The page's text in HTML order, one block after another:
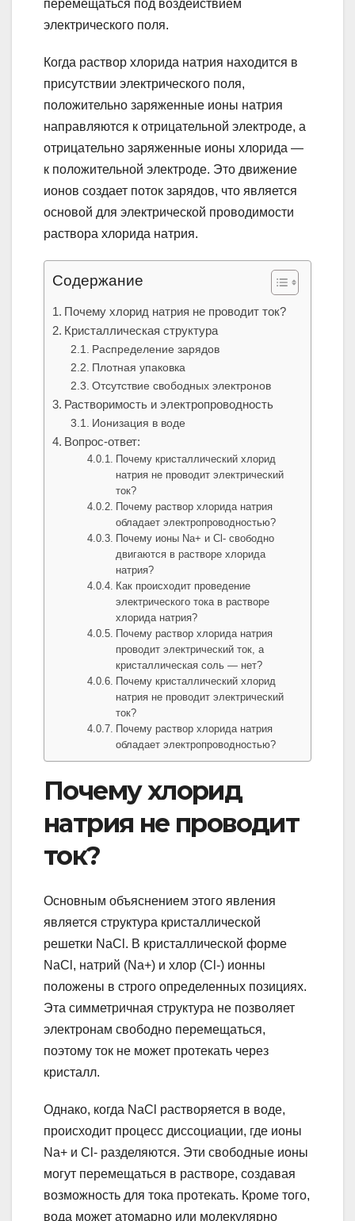
перемещаться под воздействием
электрического поля.
Когда раствор хлорида натрия находится в
присутствии электрического поля,
положительно заряженные ионы натрия
направляются к отрицательной электроде, а
отрицательно заряженные ионы хлорида —
к положительной электроде. Это движение
ионов создает поток зарядов, что является
основой для электрической проводимости
раствора хлорида натрия.
Содержание
Почему хлорид натрия не проводит ток?
Кристаллическая структура
Распределение зарядов
Плотная упаковка
Отсутствие свободных электронов
Растворимость и электропроводность
Ионизация в воде
Вопрос-ответ:
Почему кристаллический хлорид
натрия не проводит электрический
ток?
Почему раствор хлорида натрия
обладает электропроводностью?
Почему ионы Na+ и Cl- свободно
двигаются в растворе хлорида
натрия?
Как происходит проведение
электрического тока в растворе
хлорида натрия?
Почему раствор хлорида натрия
проводит электрический ток, а
кристаллическая соль — нет?
Почему кристаллический хлорид
натрия не проводит электрический
ток?
Почему раствор хлорида натрия
обладает электропроводностью?
Почему хлорид
натрия не проводит
ток?
Основным объяснением этого явления
является структура кристаллической
решетки NaCl. В кристаллической форме
NaCl, натрий (Na+) и хлор (Cl-) ионны
положены в строго определенных позициях.
Эта симметричная структура не позволяет
электронам свободно перемещаться,
поэтому ток не может протекать через
кристалл.
Однако, когда NaCl растворяется в воде,
происходит процесс диссоциации, где ионы
Na+ и Cl- разделяются. Эти свободные ионы
могут перемещаться в растворе, создавая
возможность для тока протекать. Кроме того,
вода может атомарно или молекулярно